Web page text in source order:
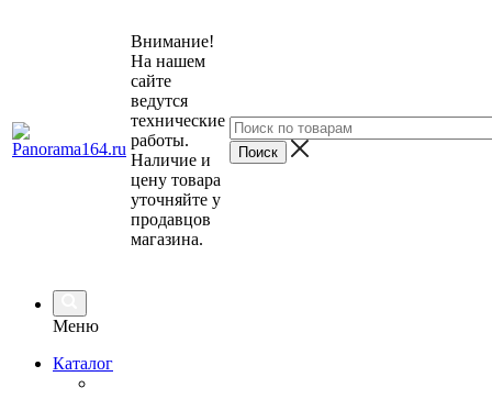
Внимание!
На нашем
сайте
ведутся
технические
работы.
Наличие и
цену товара
уточняйте у
продавцов
магазина.
Меню
Каталог